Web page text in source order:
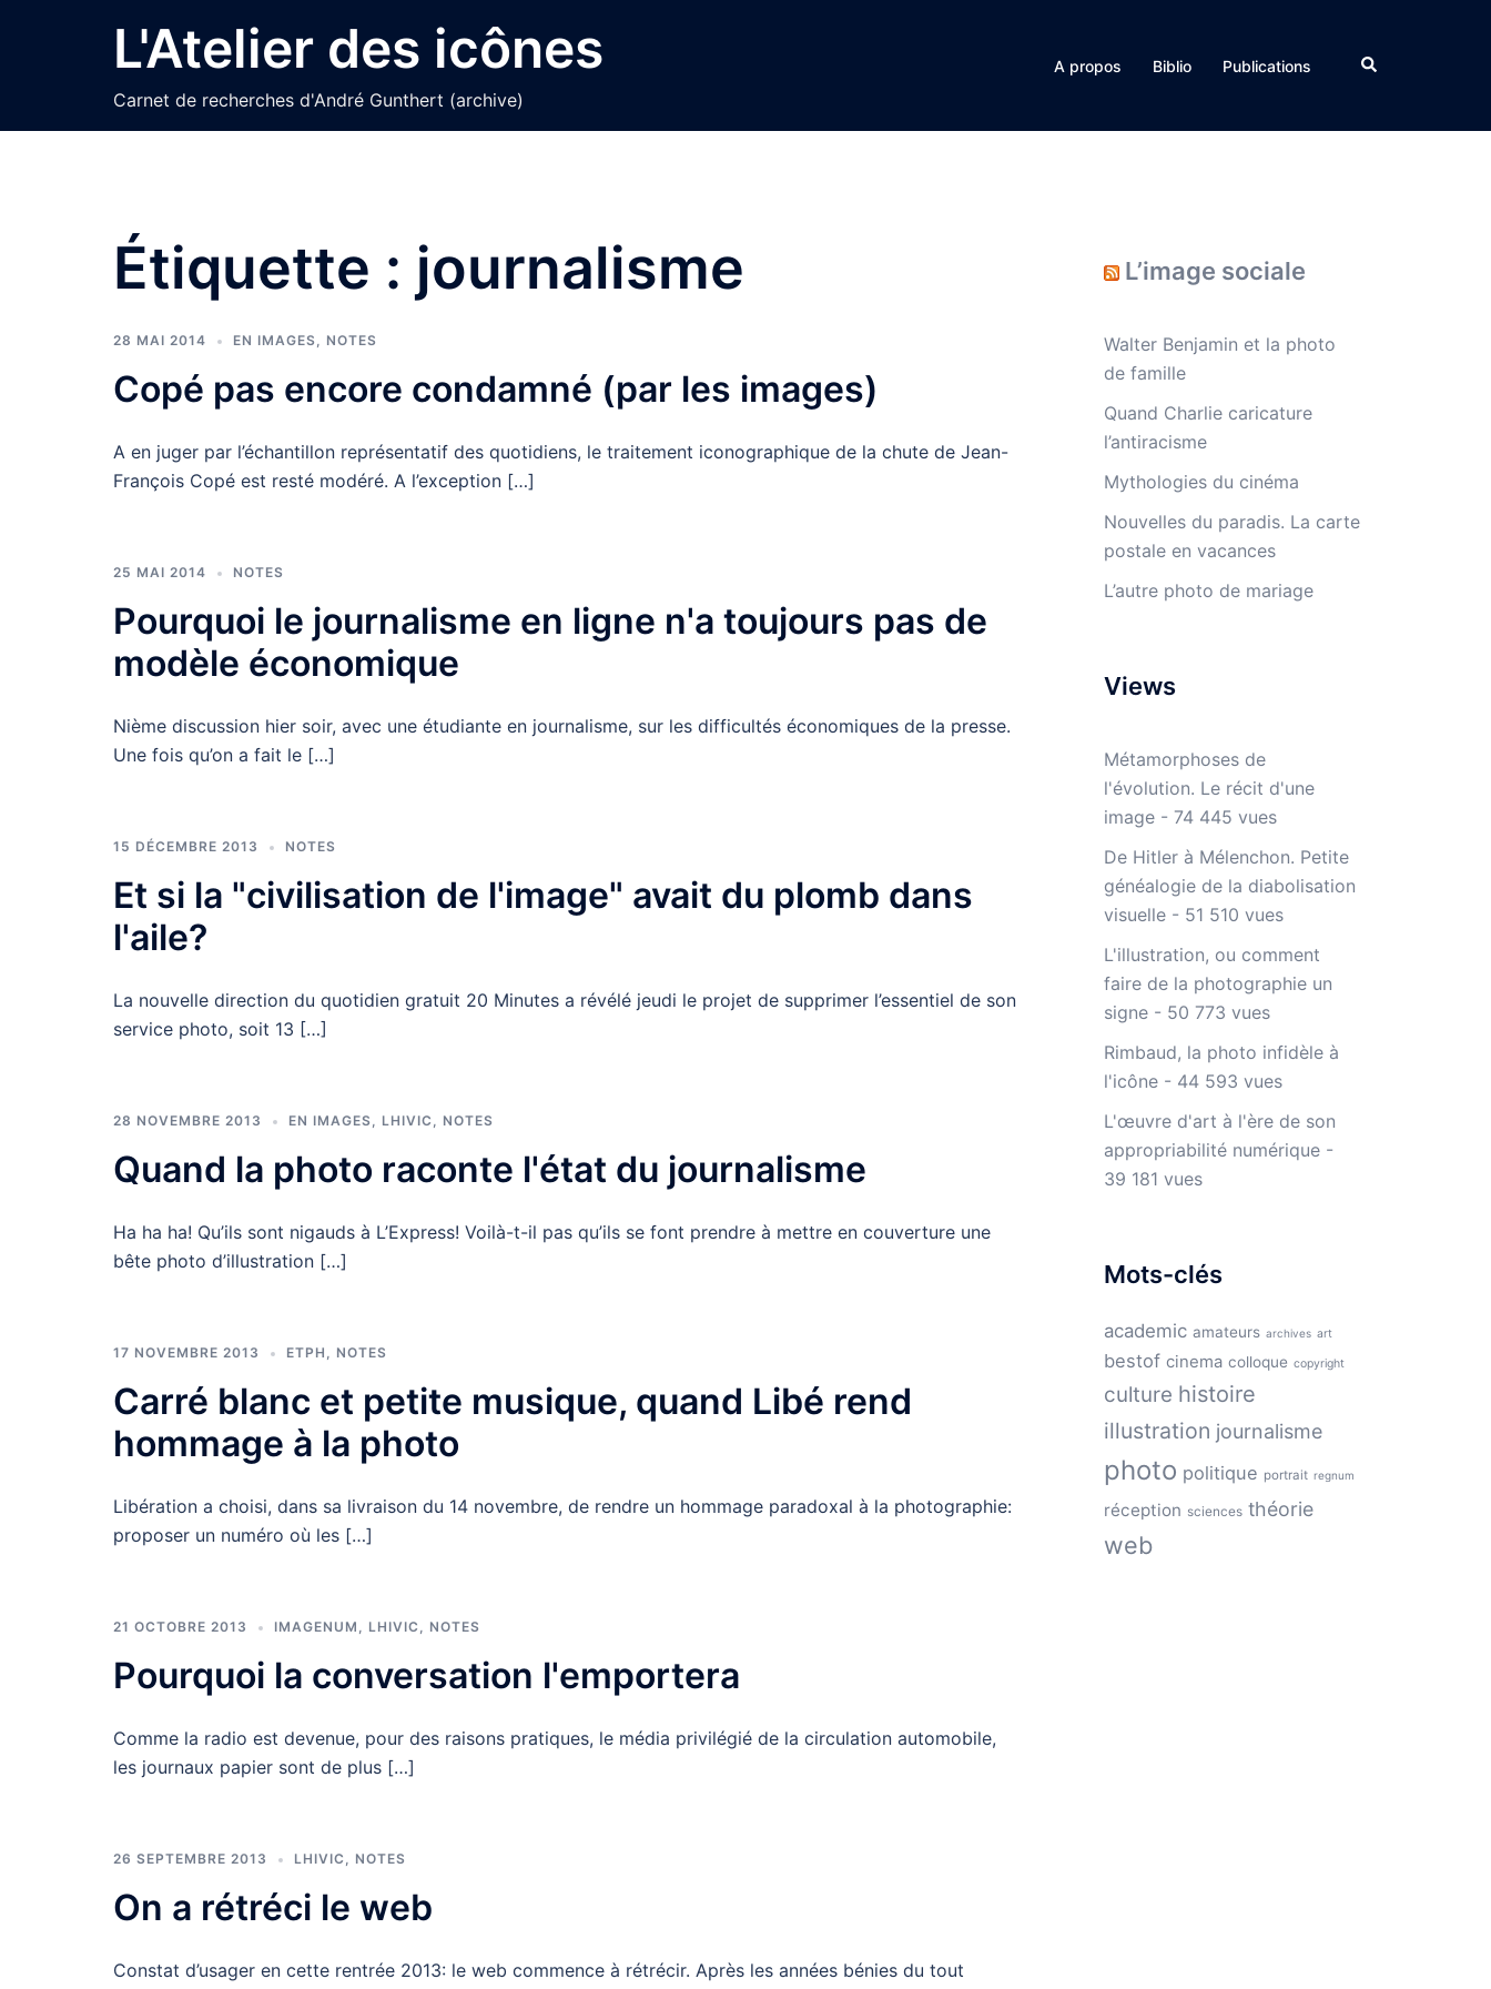
L'Atelier des icônes
Carnet de recherches d'André Gunthert (archive)
A propos Biblio Publications Rechercher
Étiquette : journalisme
28 MAI 2014 EN IMAGES, NOTES
Copé pas encore condamné (par les images)
A en juger par l’échantillon représentatif des quotidiens, le traitement iconographique de la chute de Jean-
François Copé est resté modéré. A l’exception […]
25 MAI 2014 NOTES
Pourquoi le journalisme en ligne n'a toujours pas de
modèle économique
Nième discussion hier soir, avec une étudiante en journalisme, sur les difficultés économiques de la presse.
Une fois qu’on a fait le […]
15 DÉCEMBRE 2013 NOTES
Et si la "civilisation de l'image" avait du plomb dans
l'aile?
La nouvelle direction du quotidien gratuit 20 Minutes a révélé jeudi le projet de supprimer l’essentiel de son
service photo, soit 13 […]
28 NOVEMBRE 2013 EN IMAGES, LHIVIC , NOTES
Quand la photo raconte l'état du journalisme
Ha ha ha! Qu’ils sont nigauds à L’Express! Voilà-t-il pas qu’ils se font prendre à mettre en couverture une
bête photo d’illustration […]
17 NOVEMBRE 2013 ETPH , NOTES
Carré blanc et petite musique, quand Libé rend
hommage à la photo
Libération a choisi, dans sa livraison du 14 novembre, de rendre un hommage paradoxal à la photographie:
proposer un numéro où les […]
21 OCTOBRE 2013 IMAGENUM , LHIVIC , NOTES
Pourquoi la conversation l'emportera
Comme la radio est devenue, pour des raisons pratiques, le média privilégié de la circulation automobile,
les journaux papier sont de plus […]
26 SEPTEMBRE 2013 LHIVIC , NOTES
On a rétréci le web
Constat d’usager en cette rentrée 2013: le web commence à rétrécir. Après les années bénies du tout
L’image sociale
Walter Benjamin et la photo
de famille
Quand Charlie caricature
l’antiracisme
Mythologies du cinéma
Nouvelles du paradis. La carte
postale en vacances
L’autre photo de mariage
Views
Métamorphoses de
l'évolution. Le récit d'une
image- 74 445 vues
De Hitler à Mélenchon. Petite
généalogie de la diabolisation
visuelle- 51 510 vues
L'illustration, ou comment
faire de la photographie un
signe- 50 773 vues
Rimbaud, la photo infidèle à
l'icône- 44 593 vues
L'œuvre d'art à l'ère de son
appropriabilité numérique-
39 181 vues
Mots-clés
academic amateurs archives art
bestof cinema colloque copyright
culture histoire
illustration journalisme
photo politique portrait regnum
réception sciences théorie
web